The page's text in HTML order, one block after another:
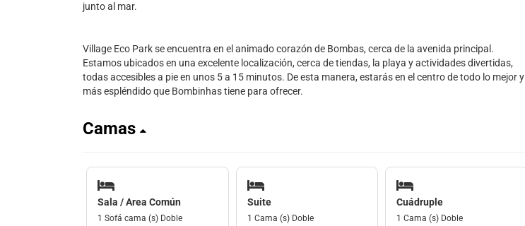
junto al mar.
Village Eco Park se encuentra en el animado corazón de Bombas, cerca de la avenida principal.
Estamos ubicados en una excelente localización, cerca de tiendas, la playa y actividades divertidas,
todas accesibles a pie en unos 5 a 15 minutos. De esta manera, estarás en el centro de todo lo mejor y
más espléndido que Bombinhas tiene para ofrecer.
Camas
Sala / Area Común
1 Sofá cama (s) Doble
Suite
1 Cama (s) Doble
Cuádruple
1 Cama (s) Doble